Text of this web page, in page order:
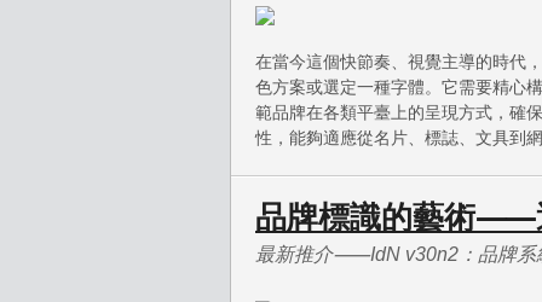
在當今這個快節奏、視覺主導的時代
色方案或選定一種字體。它需要精
範品牌在各類平臺上的呈現方式，確
性，能夠適應從名片、標誌、文具到
品牌標識的藝術⸺
最新推介⸺IdN v30n2：品牌系